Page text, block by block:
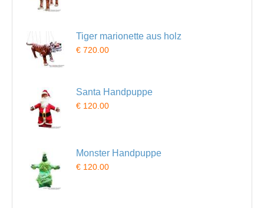
Tiger marionette aus holz
€ 720.00
Santa Handpuppe
€ 120.00
Monster Handpuppe
€ 120.00